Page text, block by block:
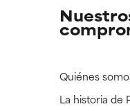
Quiénes
La historia de